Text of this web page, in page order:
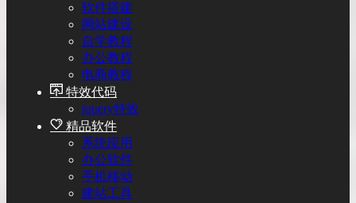
软件搭建
网站建设
自学教程
办公教程
电商教程
特效代码
jquery特效
精品软件
系统应用
办公软件
手机移动
建站工具